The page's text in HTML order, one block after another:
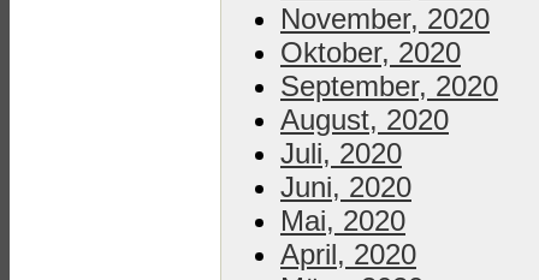
November, 2020
Oktober, 2020
September, 2020
August, 2020
Juli, 2020
Juni, 2020
Mai, 2020
April, 2020